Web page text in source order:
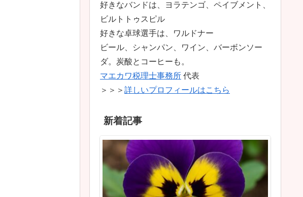
好きなバンドは、ヨラテンゴ、ペイブメント、
ビルトトゥスピル
好きな卓球選手は、ワルドナー
ビール、シャンパン、ワイン、バーボンソー
ダ。炭酸とコーヒーも。
マエカワ税理士事務所 代表
＞＞＞ 詳しいプロフィールはこちら
新着記事